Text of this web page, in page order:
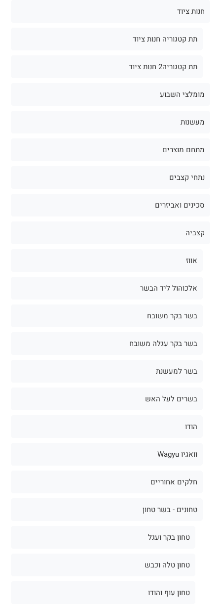
חנות ציוד
תת קטגוריה חנות ציוד
תת קטגוריה2 חנות ציוד
מומלצי השבוע
מעשנות
מתחם מוצרים
נתחי קצבים
סכינים ואביזרים
קצביה
אווז
אלכוהול ליד הבשר
בשר בקר משובח
בשר בקר עגלה משובח
בשר למעשנת
בשרים לעל האש
הודו
וואגיו Wagyu
חלקים אחוריים
טחונים - בשר טחון
טחון בקר ועגל
טחון טלה וכבש
טחון עוף והודו